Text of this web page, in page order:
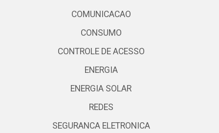
COMUNICACAO
CONSUMO
CONTROLE DE ACESSO
ENERGIA
ENERGIA SOLAR
REDES
SEGURANCA ELETRONICA